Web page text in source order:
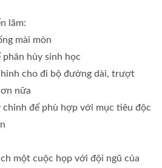
lãm:
mài mòn
hủy sinh học
cho đi bộ đường dài, trượt
nữa
để phù hợp với mục tiêu độc
một cuộc họp với đội ngũ của